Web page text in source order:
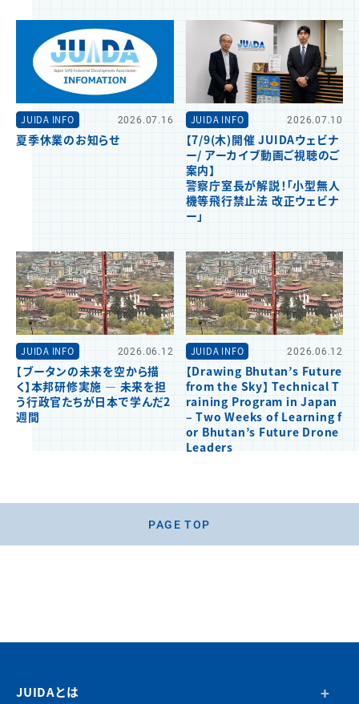
JUIDA INFO 2026.07.16
夏季休業のお知らせ
JUIDA INFO 2026.07.10
【7/9(木)開催 JUIDAウェビナ
ー/ アーカイブ動画ご視聴のご
案内】
警察庁室長が解説！「小型無人
機等飛行禁止法 改正ウェビナ
ー」
JUIDA INFO 2026.06.12
【ブータンの未来を空から描
く】本邦研修実施 ― 未来を担
う行政官たちが日本で学んだ2
週間
JUIDA INFO 2026.06.12
【Drawing Bhutan’s Future
from the Sky】 Technical T
raining Program in Japan
– Two Weeks of Learning f
or Bhutan’s Future Drone
Leaders
PAGE TOP
JUIDAとは